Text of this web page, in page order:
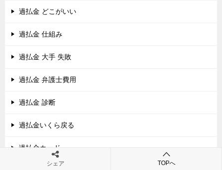
過払金 どこがいい
過払金 仕組み
過払金 大手 失敗
過払金 弁護士費用
過払金 診断
過払金いくら戻る
過払金カード
シェア TOPへ